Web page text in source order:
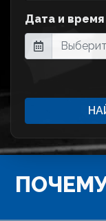
Дата и